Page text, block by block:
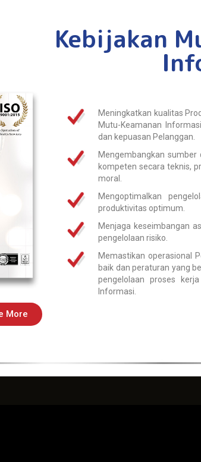
More
Kebijakan
Meningkatkan kualitas
Mutu-Keamanan
dan kepuasan Pelanggan.
Mengembangkan
kompeten secara teknis,
moral.
Mengoptimalkan
produktivitas optimum.
Menjaga keseimbangan
pengelolaan risiko.
Memastikan operasional
baik dan peraturan yang
pengelolaan proses
Informasi.